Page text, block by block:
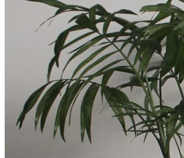
Kapalı Kasklar
Açık Kasklar
Çene Açılır Kasklar
Kros ve Enduro Kasklar
Kask Camları
MONTLAR
PANTOLONLAR
ELDİVENLER
BOTLAR VE ÇİZMELER
KORUMALAR
YAĞMURLUKLAR
BLUETOOTHLAR VE
MASKELER VE
Motosikletiniz İçin
ÇANTALAR VE